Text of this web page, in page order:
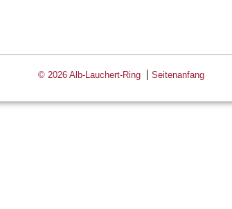
© 2026 Alb-Lauchert-Ring Seitenanfang